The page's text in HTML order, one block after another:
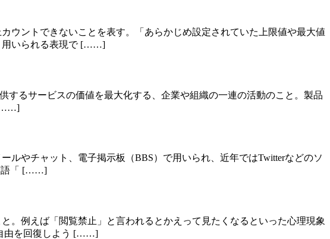
ウントできないことを表す。「あらかじめ設定されていた上限値や最大値
用いられる表現で [……]
するサービスの価値を最大化する、企業や組織の一連の活動のこと。製品
[……]
やチャット、電子掲示板（BBS）で用いられ、近年ではTwitterなどのソ
語「 [……]
。例えば「閲覧禁止」と言われるとかえって見たくなるといった心理現象
由を回復しよう [……]